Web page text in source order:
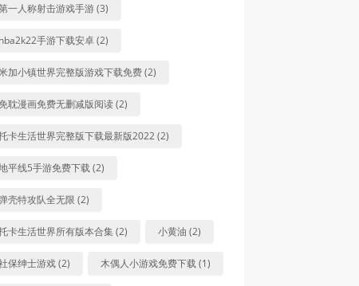
一人称射击游戏手游 (3)
nba2k22手游下载安卓 (2)
加小镇世界完整版游戏下载免费 (2)
耽漫画免费无删减版阅读 (2)
卡生活世界完整版下载最新版2022 (2)
平线5手游免费下载 (2)
壳特攻队全无限 (2)
卡生活世界所有版本合集 (2) 小黄油 (2)
保绅士游戏 (2) 木偶人小游戏免费下载 (1)